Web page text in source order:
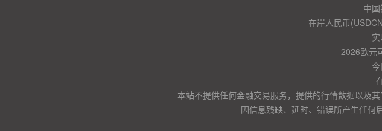
中
在岸人民币
2026欧元
本站不提供任何金融交易服务，提供的行情数据以及
因信息残缺、延时、错误所产生任何